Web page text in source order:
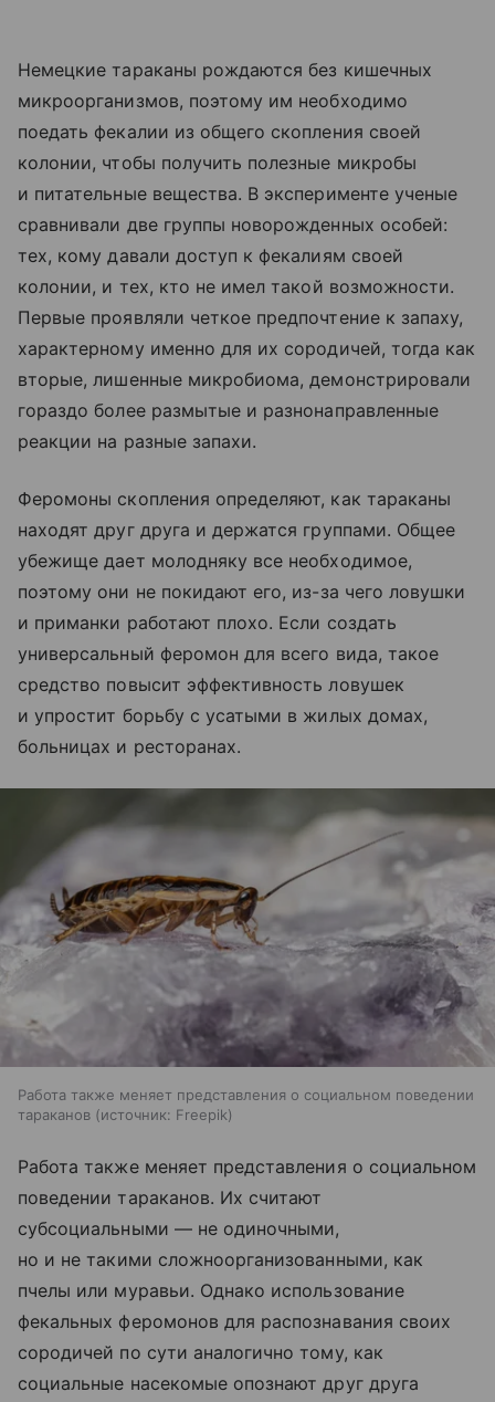
Немецкие тараканы рождаются без кишечных
микроорганизмов, поэтому им необходимо
поедать фекалии из общего скопления своей
колонии, чтобы получить полезные микробы
и питательные вещества. В эксперименте ученые
сравнивали две группы новорожденных особей:
тех, кому давали доступ к фекалиям своей
колонии, и тех, кто не имел такой возможности.
Первые проявляли четкое предпочтение к запаху,
характерному именно для их сородичей, тогда как
вторые, лишенные микробиома, демонстрировали
гораздо более размытые и разнонаправленные
реакции на разные запахи.
Феромоны скопления определяют, как тараканы
находят друг друга и держатся группами. Общее
убежище дает молодняку все необходимое,
поэтому они не покидают его, из-за чего ловушки
и приманки работают плохо. Если создать
универсальный феромон для всего вида, такое
средство повысит эффективность ловушек
и упростит борьбу с усатыми в жилых домах,
больницах и ресторанах.
Работа также меняет представления о социальном поведении
тараканов
источник: Freepik
Работа также меняет представления о социальном
поведении тараканов. Их считают
субсоциальными — не одиночными,
но и не такими сложноорганизованными, как
пчелы или муравьи. Однако использование
фекальных феромонов для распознавания своих
сородичей по сути аналогично тому, как
социальные насекомые опознают друг друга